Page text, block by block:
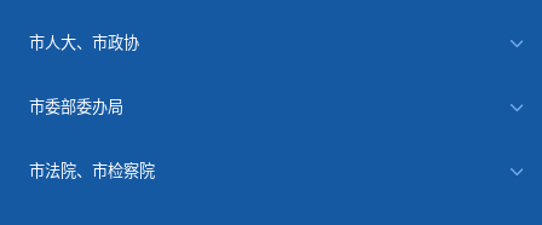
市人大、市政协
市委部委办局
市法院、市检察院